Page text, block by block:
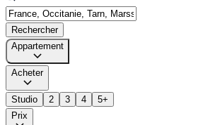
Rechercher
Appartement
Acheter
Studio 2 3 4
5+
Prix